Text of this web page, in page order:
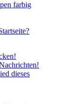
farbig
dieses